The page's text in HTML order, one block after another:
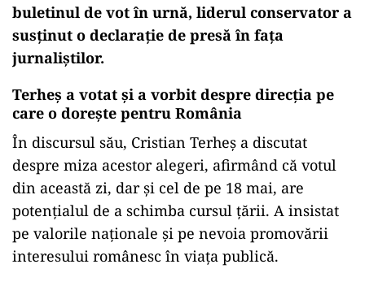
buletinul de vot în urnă, liderul conservator a
susținut o declarație de presă în fața
jurnaliștilor.
Terheș a votat și a vorbit despre direcția pe
care o dorește pentru România
În discursul său, Cristian Terheș a discutat
despre miza acestor alegeri, afirmând că votul
din această zi, dar și cel de pe 18 mai, are
potențialul de a schimba cursul țării. A insistat
pe valorile naționale și pe nevoia promovării
interesului românesc în viața publică.